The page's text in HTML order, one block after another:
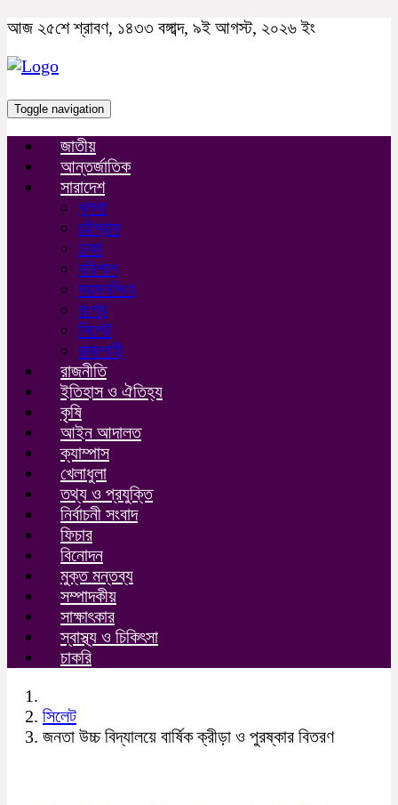
আজ ২৫শে শ্রাবণ, ১৪৩৩ বঙ্গাব্দ, ৯ই আগস্ট, ২০২৬ ইং
Toggle navigation
জাতীয়
আন্তর্জাতিক
সারাদেশ
খুলনা
চট্টগ্রাম
ঢাকা
বরিশাল
ময়মনসিংহ
রংপুর
সিলেট
রাজশাহী
রাজনীতি
ইতিহাস ও ঐতিহ্য
কৃষি
আইন আদালত
ক্যাম্পাস
খেলাধুলা
তথ্য ও প্রযুক্তি
নির্বাচনী সংবাদ
ফিচার
বিনোদন
মুক্ত মন্তব্য
সম্পাদকীয়
সাক্ষাৎকার
স্বাস্থ্য ও চিকিৎসা
চাকরি
সিলেট
জনতা উচ্চ বিদ্যালয়ে বার্ষিক ক্রীড়া ও পুরষ্কার বিতরণ